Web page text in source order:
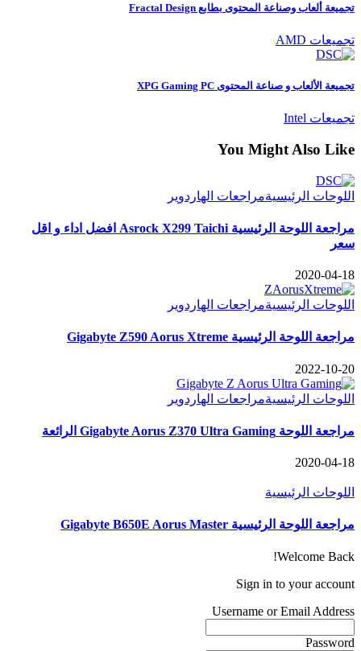
تجميعة ألعاب وصناعة المحتوى بطابع Fractal Design
تجميعات AMD
تجميعة الألعاب و صناعة المحتوى XPG Gaming PC
تجميعات Intel
You Might Also Like
اللوحات الرئيسيةمراجعات الهاردوير
مراجعة اللوحة الرئيسية Asrock X299 Taichi افضل اداء و اقل
سعر
2020-04-18
اللوحات الرئيسيةمراجعات الهاردوير
مراجعة اللوحة الرئيسية Gigabyte Z590 Aorus Xtreme
2022-10-20
اللوحات الرئيسيةمراجعات الهاردوير
مراجعة اللوحة Gigabyte Aorus Z370 Ultra Gaming الرائعة
2020-04-18
اللوحات الرئيسية
مراجعة اللوحة الرئيسية Gigabyte B650E Aorus Master
Welcome Back!
Sign in to your account
Username or Email Address
Password